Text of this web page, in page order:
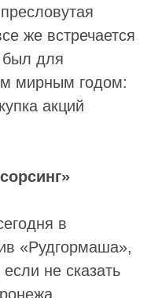
же встречается
был для
мирным годом:
акций
в
«Рудгормаша»,
не сказать